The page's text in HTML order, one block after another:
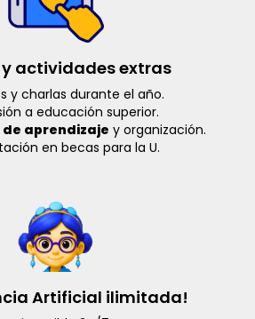
y actividades extras
y charlas durante el año.
a educación superior.
aprendizaje y organización.
en becas para la U.
Artificial ilimitada!